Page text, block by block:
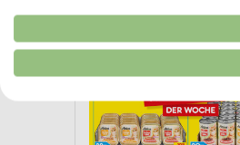
Verwendung reduzierter Daten zur
Erstellung von Profilen für
Erstellung von Profilen zur